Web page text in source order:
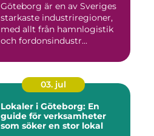
Göteborg är en av Sveriges
starkaste industriregioner,
med allt från hamnlogistik
och fordonsindustr...
03. jul
Lokaler i Göteborg: En
guide för verksamheter
som söker en stor lokal